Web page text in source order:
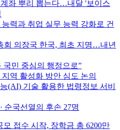
좌 뿌리 뽑는다…내달 '보이스
력과 취업 실무 능력 강화로 건
회 의장국 한국, 최초 지명…내년
국민 중심의 행정으로”
역 활성화 방안 심도 논의
(AI) 기술 활용한 법령정보 서비
순국선열의 후손 27명
모 접수 시작, 장학금 총 6200만